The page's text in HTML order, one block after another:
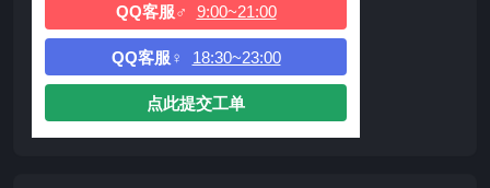
QQ客服♂ 9:00~21:00
QQ客服♀ 18:30~23:00
点此提交工单